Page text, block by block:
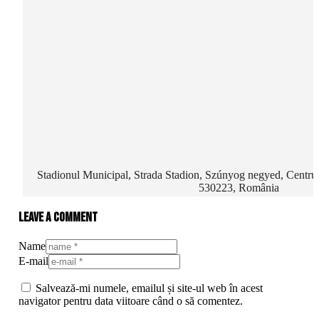
Stadionul Municipal, Strada Stadion, Szúnyog negyed,
530223, România
Leave a comment
Name
E-mail
Salvează-mi numele, emailul și site-ul web în acest
navigator pentru data viitoare când o să comentez.